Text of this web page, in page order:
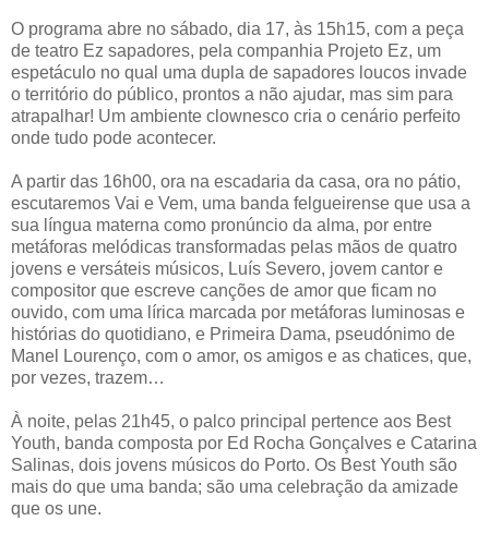
O programa abre no sábado, dia 17, às 15h15, com a peça
de teatro Ez sapadores, pela companhia Projeto Ez, um
espetáculo no qual uma dupla de sapadores loucos invade
o território do público, prontos a não ajudar, mas sim para
atrapalhar! Um ambiente clownesco cria o cenário perfeito
onde tudo pode acontecer.
A partir das 16h00, ora na escadaria da casa, ora no pátio,
escutaremos Vai e Vem, uma banda felgueirense que usa a
sua língua materna como pronúncio da alma, por entre
metáforas melódicas transformadas pelas mãos de quatro
jovens e versáteis músicos, Luís Severo, jovem cantor e
compositor que escreve canções de amor que ficam no
ouvido, com uma lírica marcada por metáforas luminosas e
histórias do quotidiano, e Primeira Dama, pseudónimo de
Manel Lourenço, com o amor, os amigos e as chatices, que,
por vezes, trazem…
À noite, pelas 21h45, o palco principal pertence aos Best
Youth, banda composta por Ed Rocha Gonçalves e Catarina
Salinas, dois jovens músicos do Porto. Os Best Youth são
mais do que uma banda; são uma celebração da amizade
que os une.